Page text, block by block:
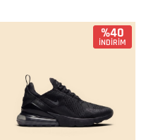
%40
İNDİRİM